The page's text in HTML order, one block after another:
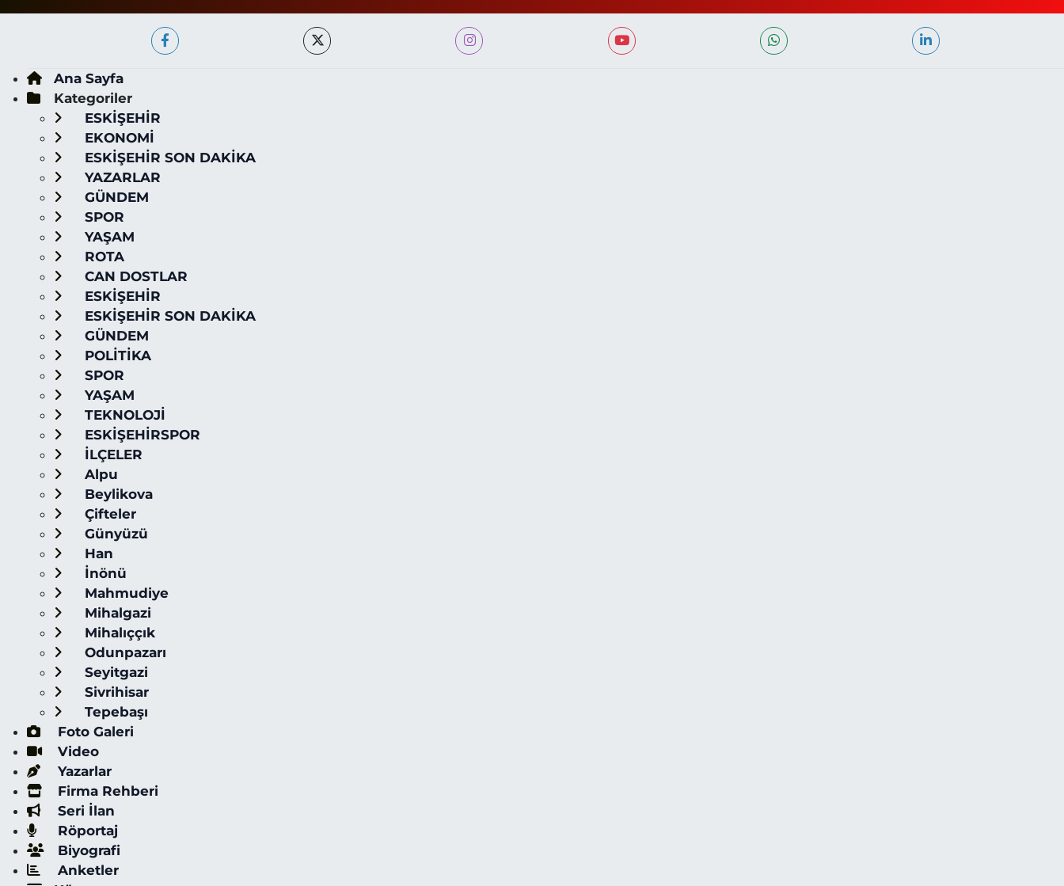
Ana Sayfa
Kategoriler
ESKİŞEHİR
EKONOMİ
ESKİŞEHİR SON DAKİKA
YAZARLAR
GÜNDEM
SPOR
YAŞAM
ROTA
CAN DOSTLAR
ESKİŞEHİR
ESKİŞEHİR SON DAKİKA
GÜNDEM
POLİTİKA
SPOR
YAŞAM
TEKNOLOJİ
ESKİŞEHİRSPOR
İLÇELER
Alpu
Beylikova
Çifteler
Günyüzü
Han
İnönü
Mahmudiye
Mihalgazi
Mihalıççık
Odunpazarı
Seyitgazi
Sivrihisar
Tepebaşı
Foto Galeri
Video
Yazarlar
Firma Rehberi
Seri İlan
Röportaj
Biyografi
Anketler